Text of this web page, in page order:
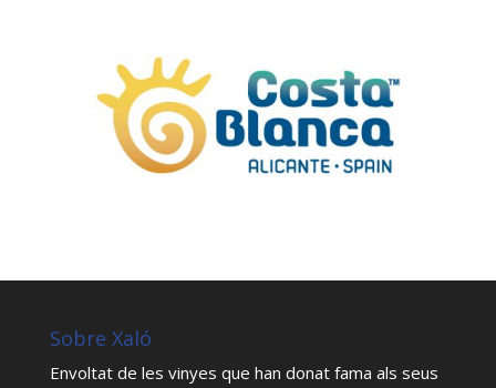
Sobre Xaló
Envoltat de les vinyes que han donat fama als seus